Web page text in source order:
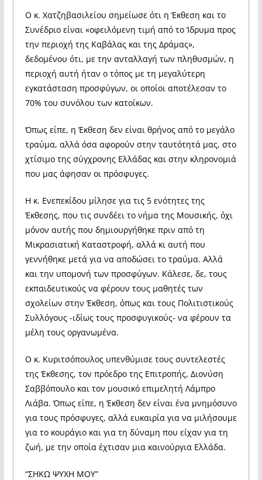
Ο κ. Χατζηβασιλείου σημείωσε ότι η Έκθεση και το
Συνέδριο είναι «οφειλόμενη τιμή από το Ίδρυμα προς
την περιοχή της Καβάλας και της Δράμας»,
δεδομένου ότι, με την ανταλλαγή των πληθυσμών, η
περιοχή αυτή ήταν ο τόπος με τη μεγαλύτερη
εγκατάσταση προσφύγων, οι οποίοι αποτέλεσαν το
70% του συνόλου των κατοίκων.
Όπως είπε, η Έκθεση δεν είναι θρήνος από το μεγάλο
τραύμα, αλλά όσα αφορούν στην ταυτότητά μας, στο
χτίσιμο της σύγχρονης Ελλάδας και στην κληρονομιά
που μας άφησαν οι πρόσφυγες.
Η κ. Ενεπεκίδου μίλησε για τις 5 ενότητες της
Έκθεσης, που τις συνδέει το νήμα της Μουσικής, όχι
μόνον αυτής που δημιουργήθηκε πριν από τη
Μικρασιατική Καταστροφή, αλλά κι αυτή που
γεννήθηκε μετά για να αποδώσει το τραύμα. Αλλά
και την υπομονή των προσφύγων. Κάλεσε, δε, τους
εκπαιδευτικούς να φέρουν τους μαθητές των
σχολείων στην Έκθεση, όπως και τους Πολιτιστικούς
Συλλόγους -ιδίως τους προσφυγικούς- να φέρουν τα
μέλη τους οργανωμένα.
Ο κ. Κυριτσόπουλος υπενθύμισε τους συντελεστές
της Έκθεσης, τον πρόεδρο της Επιτροπής, Διονύση
Σαββόπουλο και τον μουσικό επιμελητή Λάμπρο
Λιάβα. Όπως είπε, η Έκθεση δεν είναι ένα μνημόσυνο
για τους πρόσφυγες, αλλά ευκαιρία για να μιλήσουμε
για το κουράγιο και για τη δύναμη που είχαν για τη
ζωή, με την οποία έχτισαν μια καινούργια Ελλάδα.
“ΣΗΚΩ ΨΥΧΗ ΜΟΥ”